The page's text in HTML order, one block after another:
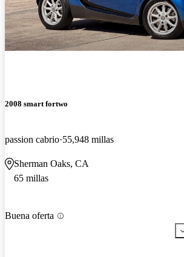
2008 smart fortwo
passion cabrio 55,948 millas
Sherman Oaks, CA
65 millas
Buena oferta